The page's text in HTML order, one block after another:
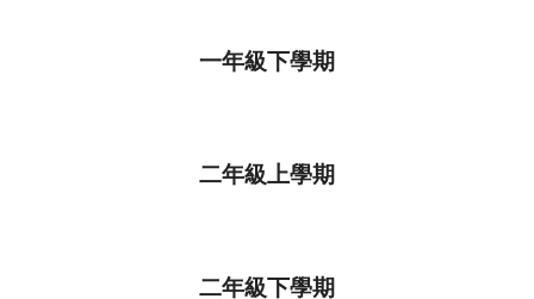
一年級下學期
二年級上學期
二年級下學期